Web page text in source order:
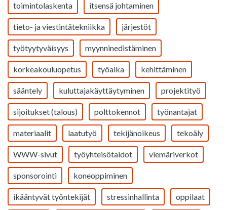
toimintolaskenta itsensä johtaminen
tieto- ja viestintätekniikka järjestöt
työtyytyväisyys myynninedistäminen
korkeakouluopetus työaika kehittäminen
sääntely kuluttajakäyttäytyminen projektityö
sijoitukset (talous) polttokennot työnantajat
materiaalit laatutyö tekijänoikeus tekoäly
WWW-sivut työyhteisötaidot viemäriverkot
sponsorointi koneoppiminen
ikääntyvät työntekijät stressinhallinta oppilaat